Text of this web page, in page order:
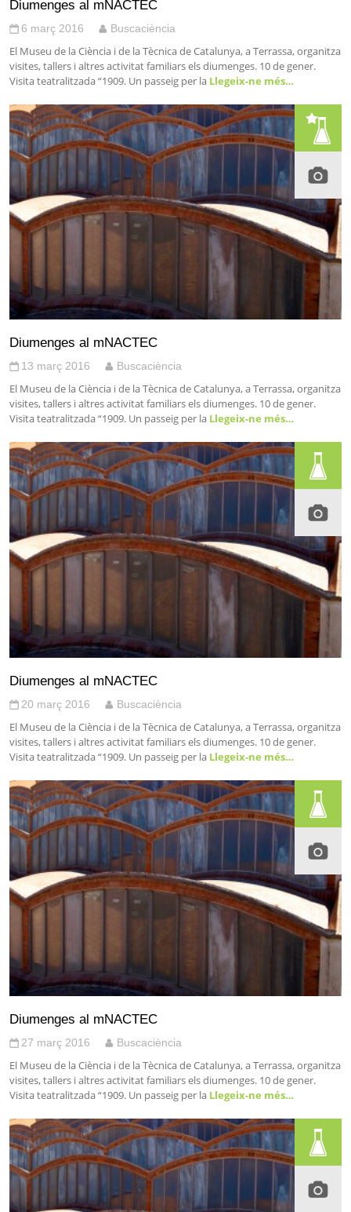
Diumenges al mNACTEC
6 març 2016 Buscaciència
El Museu de la Ciència i de la Tècnica de Catalunya, a Terrassa, organitza
visites, tallers i altres activitat familiars els diumenges. 10 de gener.
Visita teatralitzada “1909. Un passeig per la Llegeix-ne més…
Diumenges al mNACTEC
13 març 2016 Buscaciència
El Museu de la Ciència i de la Tècnica de Catalunya, a Terrassa, organitza
visites, tallers i altres activitat familiars els diumenges. 10 de gener.
Visita teatralitzada “1909. Un passeig per la Llegeix-ne més…
Diumenges al mNACTEC
20 març 2016 Buscaciència
El Museu de la Ciència i de la Tècnica de Catalunya, a Terrassa, organitza
visites, tallers i altres activitat familiars els diumenges. 10 de gener.
Visita teatralitzada “1909. Un passeig per la Llegeix-ne més…
Diumenges al mNACTEC
27 març 2016 Buscaciència
El Museu de la Ciència i de la Tècnica de Catalunya, a Terrassa, organitza
visites, tallers i altres activitat familiars els diumenges. 10 de gener.
Visita teatralitzada “1909. Un passeig per la Llegeix-ne més…